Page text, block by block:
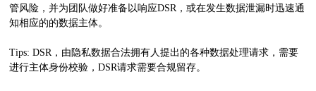
管风险，并为团队做好准备以响应DSR，或在发生数据泄漏时迅速通
知相应的的数据主体。
Tips: DSR，由隐私数据合法拥有人提出的各种数据处理请求，需要
进行主体身份校验，DSR请求需要合规留存。